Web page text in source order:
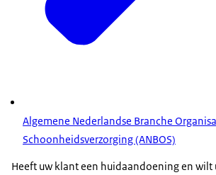
Algemene Nederlandse Branche
Schoonheidsverzorging (ANBOS)
Heeft uw klant een huidaandoening en wilt